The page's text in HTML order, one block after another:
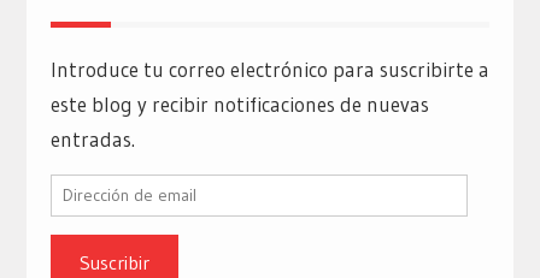
Introduce tu correo electrónico para suscribirte a
este blog y recibir notificaciones de nuevas
entradas.
Dirección
email